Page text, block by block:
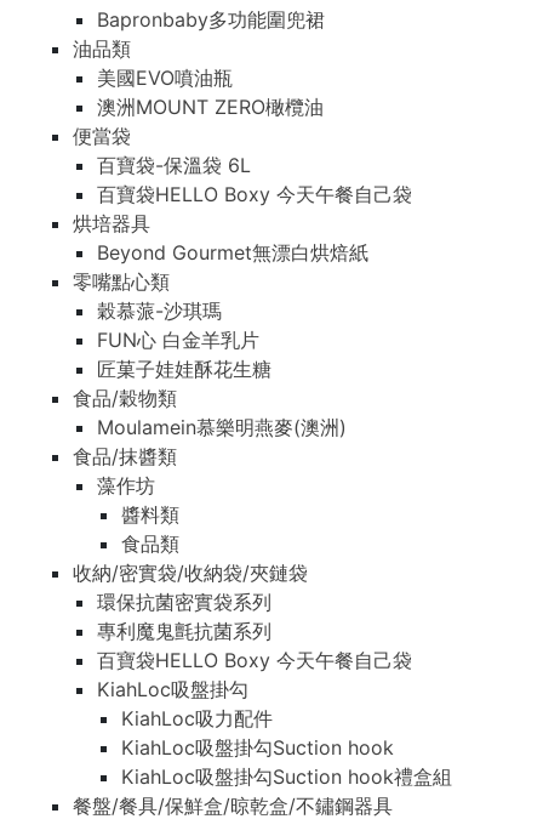
Bapronbaby多功能圍兜裙
油品類
美國EVO噴油瓶
澳洲MOUNT ZERO橄欖油
便當袋
百寶袋-保溫袋 6L
百寶袋HELLO Boxy 今天午餐自己袋
烘培器具
Beyond Gourmet無漂白烘焙紙
零嘴點心類
穀慕蒎-沙琪瑪
FUN心 白金羊乳片
匠菓子娃娃酥花生糖
食品/穀物類
Moulamein慕樂明燕麥(澳洲)
食品/抹醬類
藻作坊
醬料類
食品類
收納/密實袋/收納袋/夾鏈袋
環保抗菌密實袋系列
專利魔鬼氈抗菌系列
百寶袋HELLO Boxy 今天午餐自己袋
KiahLoc吸盤掛勾
KiahLoc吸力配件
KiahLoc吸盤掛勾Suction hook
KiahLoc吸盤掛勾Suction hook禮盒組
餐盤/餐具/保鮮盒/晾乾盒/不鏽鋼器具